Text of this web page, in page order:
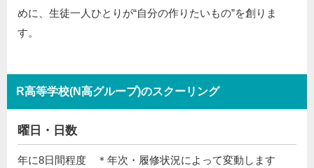
めに、生徒一人ひとりが“自分の作りたいもの”を創りま
す。
R高等学校(N高グループ)のスクーリング
曜日・日数
年に8日間程度 ＊年次・履修状況によって変動します